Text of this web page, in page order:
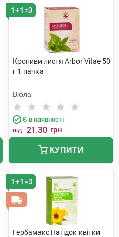
1+1=3
Кропиви листя Arbor Vitae 50
г 1 пачка
Віола
Є в наявності
від 21.30 грн
КУПИТИ
1+1=3
Гербамакс Нагідок квітки